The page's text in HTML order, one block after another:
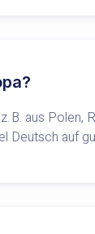
B. aus
Deutsch